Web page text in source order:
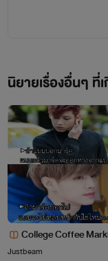
นิยายเรื่องอื่นๆ ที่
College Coffee
อัพ+ปิดเรื่อง)
Justbeam